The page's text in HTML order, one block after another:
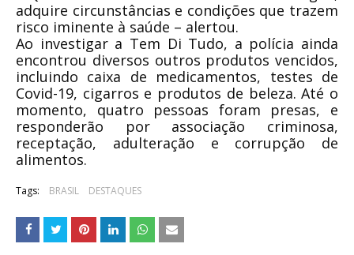
adquire circunstâncias e condições que trazem
risco iminente à saúde – alertou.
Ao investigar a Tem Di Tudo, a polícia ainda
encontrou diversos outros produtos vencidos,
incluindo caixa de medicamentos, testes de
Covid-19, cigarros e produtos de beleza. Até o
momento, quatro pessoas foram presas, e
responderão por associação criminosa,
receptação, adulteração e corrupção de
alimentos.
Tags: BRASIL DESTAQUES